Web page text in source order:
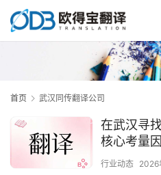
首页 武汉同传翻译公司
在武汉寻
核心考量
行业动态 2026